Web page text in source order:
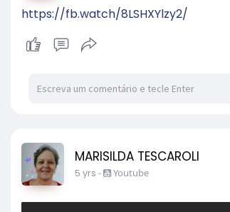
https://fb.watch/8LSHXYlzy2/
MARISILDA TESCAROLI
5 yrs - Youtube